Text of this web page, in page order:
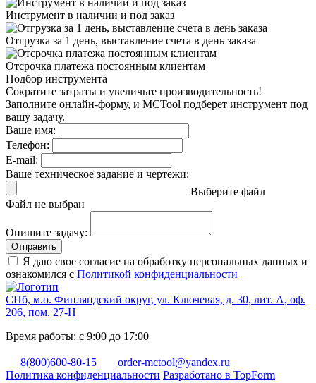
Инструмент в наличии и под заказ
Отгрузка за 1 день, выставление счета в день заказа
Отсрочка платежа постоянным клиентам
Подбор инструмента
Сократите затраты и увеличьте производительность!
Заполните онлайн-форму, и MCTool подберет инструмент под
вашу задачу.
Ваше имя:
Телефон:
E-mail:
Ваше техническое задание и чертежи:
Выберите файл
Файл не выбран
Опишите задачу:
Отправить
Я даю свое согласие на обработку персональных данных и
ознакомился с Политикой конфиденциальности
СПб, м.о. Финляндский округ, ул. Ключевая, д. 30, лит. А, оф.
206, пом. 27-Н
Время работы: с 9:00 до 17:00
8(800)600-80-15
order-mctool@yandex.ru
Политика конфиденциальности Разработано в TopForm